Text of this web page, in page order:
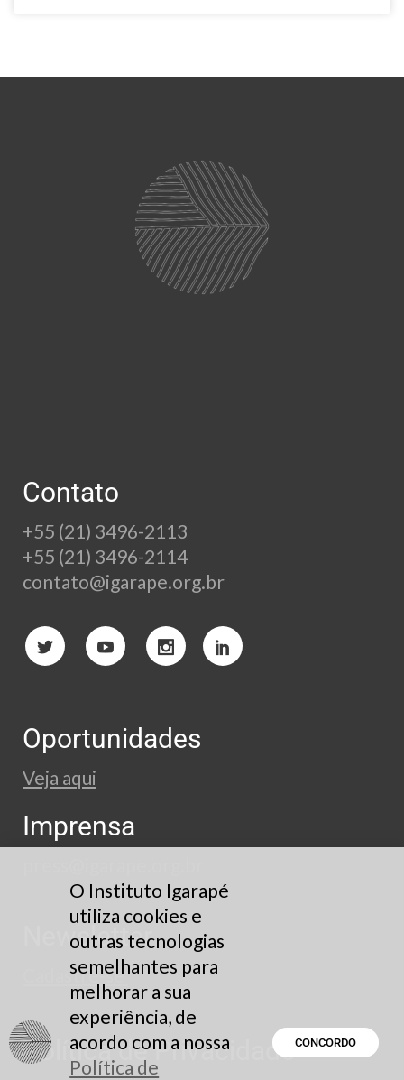
Contato
+55 (21) 3496-2113
+55 (21) 3496-2114
contato@igarape.org.br
Oportunidades
Veja aqui
Imprensa
Newsletter
Cadastre-se
Política de Privacidade
O Instituto Igarapé
utiliza cookies e
outras tecnologias
semelhantes para
melhorar a sua
experiência, de
acordo com a nossa
Política de
CONCORDO